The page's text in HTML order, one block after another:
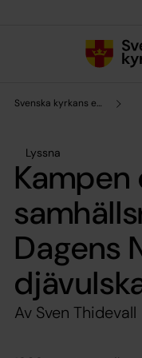
Svenska kyrkans enhet för forskning och analys
Lyssna
Kampen
Dagens
Av Sven Thidevall